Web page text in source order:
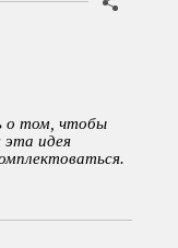
о том, чтобы
эта идея